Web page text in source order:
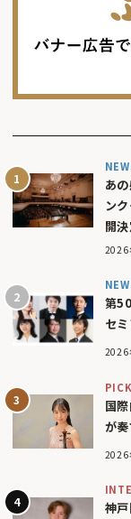
あ
ン
開
2026
第
セ
2026
国
が
2026
神